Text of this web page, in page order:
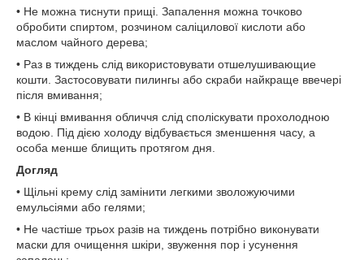
• Не можна тиснути прищі. Запалення можна точково
обробити спиртом, розчином саліцилової кислоти або
маслом чайного дерева;
• Раз в тиждень слід використовувати отшелушивающие
кошти. Застосовувати пилингы або скраби найкраще ввечері
після вмивання;
• В кінці вмивання обличчя слід споліскувати прохолодною
водою. Під дією холоду відбувається зменшення часу, а
особа менше блищить протягом дня.
Догляд
• Щільні крему слід замінити легкими зволожуючими
емульсіями або гелями;
• Не частіше трьох разів на тиждень потрібно виконувати
маски для очищення шкіри, звуження пор і усунення